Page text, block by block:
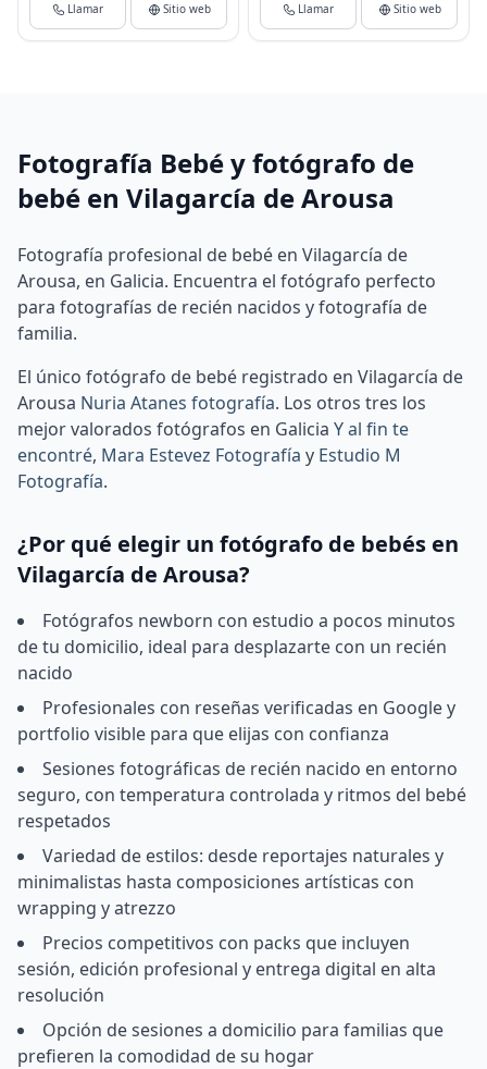
Llamar Sitio web Llamar Sitio web
Fotografía Bebé y fotógrafo de
bebé en Vilagarcía de Arousa
Fotografía profesional de bebé en Vilagarcía de
Arousa, en Galicia. Encuentra el fotógrafo perfecto
para fotografías de recién nacidos y fotografía de
familia.
El único fotógrafo de bebé registrado en Vilagarcía de
Arousa Nuria Atanes fotografía. Los otros tres los
mejor valorados fotógrafos en Galicia Y al fin te
encontré, Mara Estevez Fotografía y Estudio M
Fotografía.
¿Por qué elegir un fotógrafo de bebés en
Vilagarcía de Arousa?
Fotógrafos newborn con estudio a pocos minutos
de tu domicilio, ideal para desplazarte con un recién
nacido
Profesionales con reseñas verificadas en Google y
portfolio visible para que elijas con confianza
Sesiones fotográficas de recién nacido en entorno
seguro, con temperatura controlada y ritmos del bebé
respetados
Variedad de estilos: desde reportajes naturales y
minimalistas hasta composiciones artísticas con
wrapping y atrezzo
Precios competitivos con packs que incluyen
sesión, edición profesional y entrega digital en alta
resolución
Opción de sesiones a domicilio para familias que
prefieren la comodidad de su hogar